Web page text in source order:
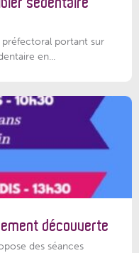
portant sur
en...
découverte
des séances